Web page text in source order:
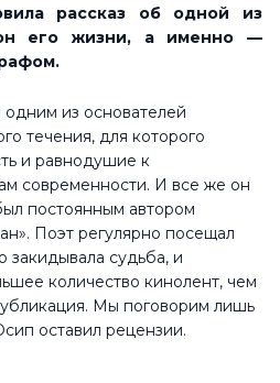
рассказ об одной из
его жизни, а именно —
из основателей
течения, для которого
и равнодушие к
современности. И все же он
постоянным автором
Поэт регулярно посещал
закидывала судьба, и
количество кинолент, чем
Мы поговорим лишь
оставил рецензии.